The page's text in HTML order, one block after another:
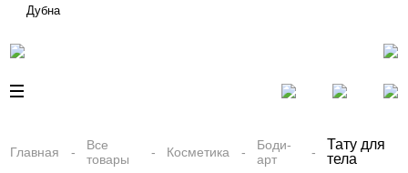
Дубна
Главная
Все
товары
Косметика
Боди-
арт
Тату для
тела